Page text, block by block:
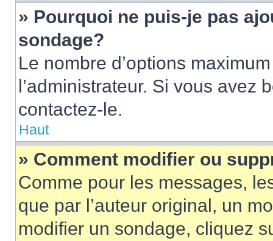
» Pourquoi ne puis-je pas
sondage?
Le nombre d’options
l’administrateur. Si vous avez
contactez-le.
Haut
» Comment modifier ou
Comme pour les messages,
que par l’auteur original, un
modifier un sondage, cliquez